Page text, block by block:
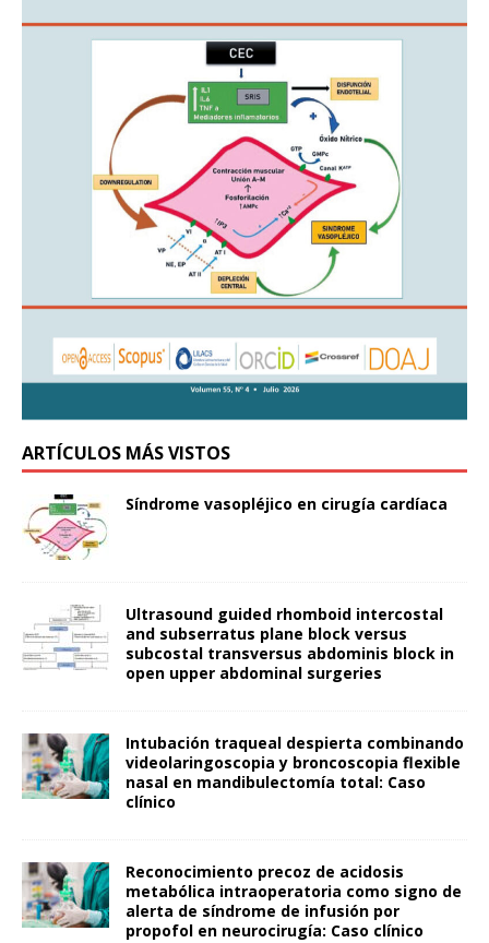
ARTÍCULOS MÁS VISTOS
Síndrome vasopléjico en cirugía cardíaca
Ultrasound guided rhomboid intercostal
and subserratus plane block versus
subcostal transversus abdominis block in
open upper abdominal surgeries
Intubación traqueal despierta combinando
videolaringoscopia y broncoscopia flexible
nasal en mandibulectomía total: Caso
clínico
Reconocimiento precoz de acidosis
metabólica intraoperatoria como signo de
alerta de síndrome de infusión por
propofol en neurocirugía: Caso clínico